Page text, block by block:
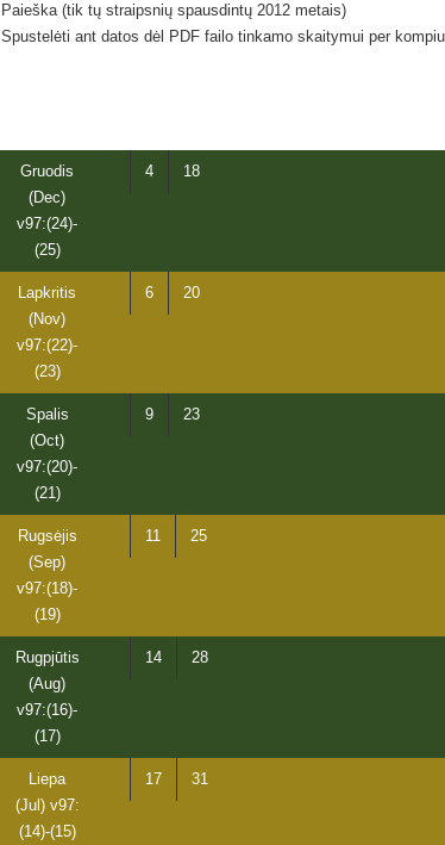
Paieška (tik tų straipsnių spausdintų 2012 metais)
Spustelėti ant datos dėl PDF failo tinkamo skaitymui per
Gruodis
(Dec)
v97:(24)-
(25)
4 18
Lapkritis
(Nov)
v97:(22)-
(23)
6 20
Spalis
(Oct)
v97:(20)-
(21)
9 23
Rugsėjis
(Sep)
v97:(18)-
(19)
11 25
Rugpjūtis
(Aug)
v97:(16)-
(17)
14 28
Liepa
(Jul) v97:
(14)-(15)
17 31